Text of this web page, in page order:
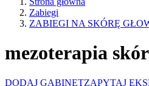
Zabiegi
ZABIEGI NA SKÓRĘ
mezoterapia
DODAJ GABINETZAPYTAJ